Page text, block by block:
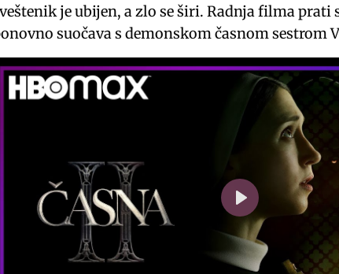
je ubijen, a zlo se širi. Radnja filma prati
suočava s demonskom časnom sestrom
P
l
a